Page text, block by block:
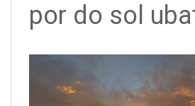
por do sol